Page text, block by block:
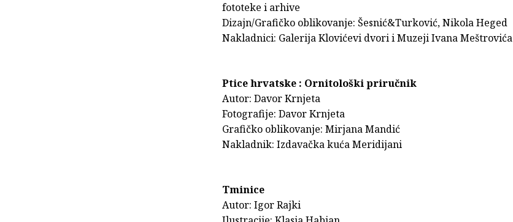
fototeke i arhive
Dizajn/Grafičko oblikovanje: Šesnić&Turković, Nikola Heged
Nakladnici: Galerija Klovićevi dvori i Muzeji Ivana Meštrovića
Ptice hrvatske : Ornitološki priručnik
Autor: Davor Krnjeta
Fotografije: Davor Krnjeta
Grafičko oblikovanje: Mirjana Mandić
Nakladnik: Izdavačka kuća Meridijani
Tminice
Autor: Igor Rajki